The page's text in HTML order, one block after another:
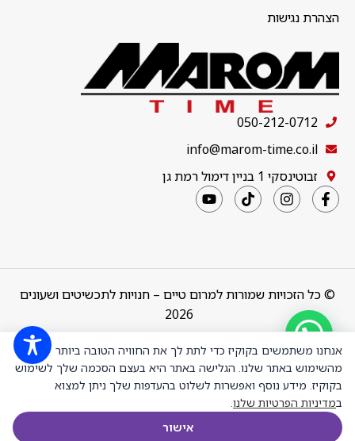
הצהרת נגישות
050-212-0712
info@marom-time.co.il
זבוטינסקי 1 בניין דימול רמת גן
© כל הזכויות שמורות למרום טיים – חנויות לתכשיטים ושעונים
2026
Design & Code bythebuildup
מבצע מיוחד
טבעת חצי
איטרניטי שיבוץ
שיניים דגם
50043 כסף
מצופה זהב לבן
₪599.00 הוספה
אנחנו משתמשים בקוקיז כדי לתת לך את החוויה הטובה ביותר
מהשימוש באתר שלנו. הגלישה באתר היא בעצם הסכמה שלך לשימוש
בקוקיז. מידע נוסף ואפשרות לשלוט בהעדפות שלך ניתן למצוא
במדיניות הפרטיות שלנו.
אישור